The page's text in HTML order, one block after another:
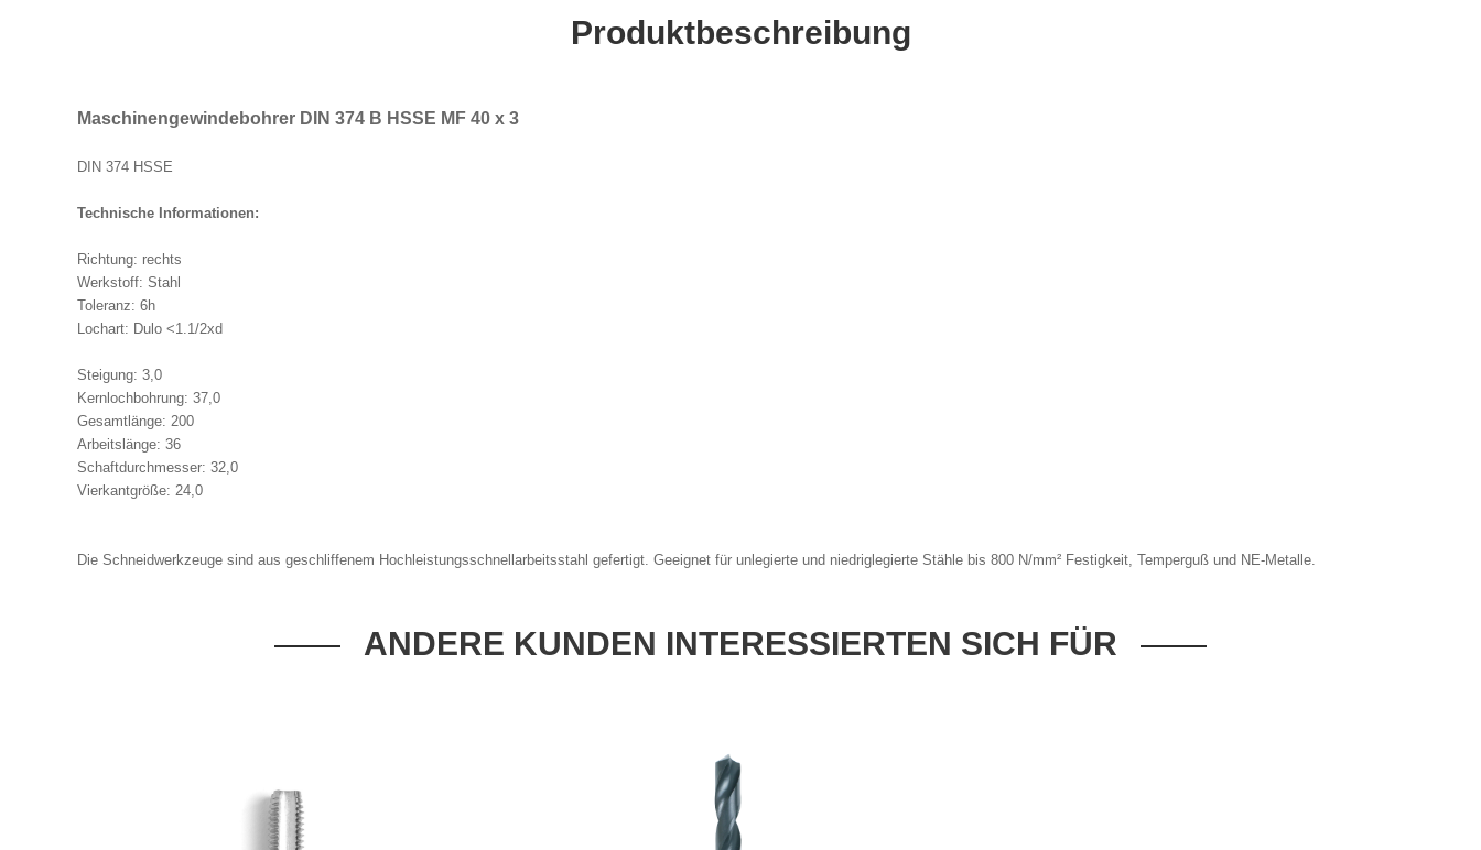
Produktbeschreibung
Maschinengewindebohrer DIN 374 B HSSE MF 40 x 3
DIN 374 HSSE
Technische Informationen:
Richtung: rechts
Werkstoff: Stahl
Toleranz: 6h
Lochart: Dulo <1.1/2xd
Steigung: 3,0
Kernlochbohrung: 37,0
Gesamtlänge: 200
Arbeitslänge: 36
Schaftdurchmesser: 32,0
Vierkantgröße: 24,0
Die Schneidwerkzeuge sind aus geschliffenem Hochleistungsschnellarbeitsstahl gefertigt. Geeignet für unlegierte und niedriglegierte Stähle bis 800 N/mm² Festigkeit, Temperguß und NE-Metalle.
ANDERE KUNDEN INTERESSIERTEN SICH FÜR